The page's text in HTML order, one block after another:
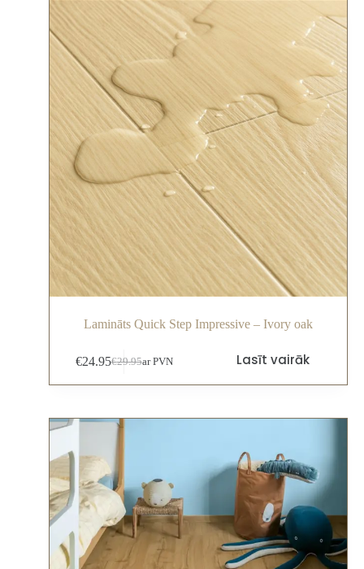
Lamināts Quick Step Impressive – Ivory oak
€29.95
€24.95 ar PVN Lasīt vairāk